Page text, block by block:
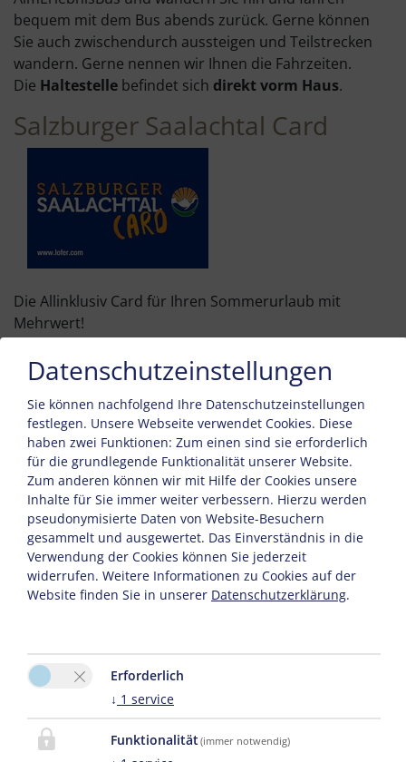
bequem mit dem Bus abends zurück. Gerne können
Sie auch zwischendurch aussteigen und Teilstrecken
wandern. Gerne nennen wir Ihnen die Fahrzeiten.
Die Haltestelle befindet sich direkt vorm Haus.
Salzburger Saalachtal Card
Die Allinklusiv Card für Ihren Sommerurlaub mit
Mehrwert!
Unsere Gäste erhalten die Salzburger Saalachtal
Card KOSTENLOS dazu
Einmal täglich freie Benützung der Bergbahn 1+2 in
der Almenwelt Lofer
Almbahn 1 (bis auf 1000mSeehöhe) Beginn des
Erlebniswanderweges "Auf die Alm"
Almbahn 2 (bis auf 1400 m Seehöhe) herrliches
Panorama -Wanderung zum roten Marmorsee und
weiter kleinere Rundwanderwege
Kostenloser Eintritt ins Freibad Lofer
Freie Fahrt mit dem AlmErlebnisbus (HALTESTELLE
Nationalpark Berchtesgaden- Hintersee-Ramsau(
Berchtesgaden)
Freier Eintritt in die "Saalachtaler Naturgewalten" :
- Vorderkaserklamm mit Orchideenweg
- Seisenbergklamm:Tor zum Naturpark Weißbach
Datenschutzeinstellungen
Sie können nachfolgend Ihre Datenschutzeinstellungen
festlegen. Unsere Webseite verwendet Cookies. Diese
haben zwei Funktionen: Zum einen sind sie erforderlich
für die grundlegende Funktionalität unserer Website.
Zum anderen können wir mit Hilfe der Cookies unsere
Inhalte für Sie immer weiter verbessern. Hierzu werden
pseudonymisierte Daten von Website-Besuchern
gesammelt und ausgewertet. Das Einverständnis in die
Verwendung der Cookies können Sie jederzeit
widerrufen. Weitere Informationen zu Cookies auf der
Website finden Sie in unserer Datenschutzerklärung.
Erforderlich
↓ 1 service
Funktionalität(immer notwendig)